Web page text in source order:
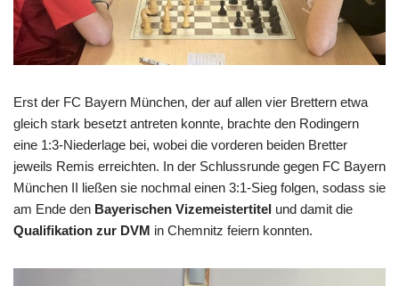
Erst der FC Bayern München, der auf allen vier Brettern etwa
gleich stark besetzt antreten konnte, brachte den Rodingern
eine 1:3-Niederlage bei, wobei die vorderen beiden Bretter
jeweils Remis erreichten. In der Schlussrunde gegen FC Bayern
München II ließen sie nochmal einen 3:1-Sieg folgen, sodass sie
am Ende den Bayerischen Vizemeistertitel und damit die
Qualifikation zur DVM in Chemnitz feiern konnten.